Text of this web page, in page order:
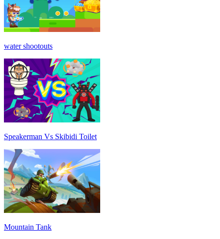
water shootouts
Speakerman Vs Skibidi Toilet
Mountain Tank